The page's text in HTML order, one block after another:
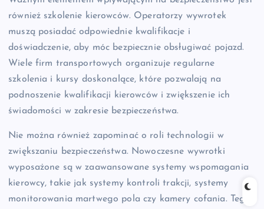
również szkolenie kierowców. Operatorzy wywrotek
muszą posiadać odpowiednie kwalifikacje i
doświadczenie, aby móc bezpiecznie obsługiwać pojazd.
Wiele firm transportowych organizuje regularne
szkolenia i kursy doskonalące, które pozwalają na
podnoszenie kwalifikacji kierowców i zwiększenie ich
świadomości w zakresie bezpieczeństwa.
Nie można również zapominać o roli technologii w
zwiększaniu bezpieczeństwa. Nowoczesne wywrotki
wyposażone są w zaawansowane systemy wspomagania
kierowcy, takie jak systemy kontroli trakcji, systemy
monitorowania martwego pola czy kamery cofania. Tego